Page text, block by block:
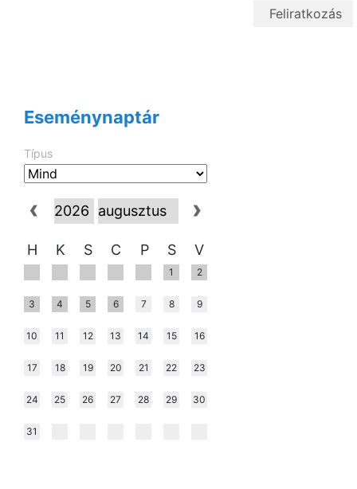
Eseménynaptár
Típus
H K S C P S V
1 2
3 4 5 6 7 8 9
10 11 12 13 14 15 16
17 18 19 20 21 22 23
24 25 26 27 28 29 30
31